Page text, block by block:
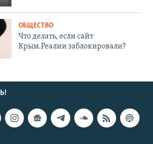
ОБЩЕСТВО
Что делать, если сайт
Крым.Реалии заблокировали?